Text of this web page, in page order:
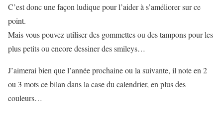
C’est donc une façon ludique pour l’aider à s’améliorer sur ce
point.
Mais vous pouvez utiliser des gommettes ou des tampons pour les
plus petits ou encore dessiner des smileys…
J’aimerai bien que l’année prochaine ou la suivante, il note en 2
ou 3 mots ce bilan dans la case du calendrier, en plus des
couleurs…